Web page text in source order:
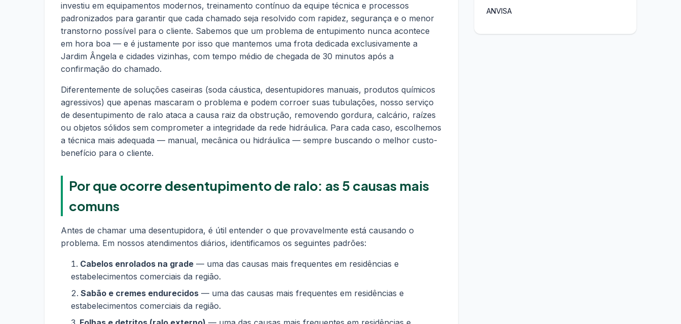
investiu em equipamentos modernos, treinamento contínuo da equipe técnica e processos
padronizados para garantir que cada chamado seja resolvido com rapidez, segurança e o menor
transtorno possível para o cliente. Sabemos que um problema de entupimento nunca acontece
em hora boa — e é justamente por isso que mantemos uma frota dedicada exclusivamente a
Jardim Ângela e cidades vizinhas, com tempo médio de chegada de 30 minutos após a
confirmação do chamado.
Diferentemente de soluções caseiras (soda cáustica, desentupidores manuais, produtos químicos
agressivos) que apenas mascaram o problema e podem corroer suas tubulações, nosso serviço
de desentupimento de ralo ataca a causa raiz da obstrução, removendo gordura, calcário, raízes
ou objetos sólidos sem comprometer a integridade da rede hidráulica. Para cada caso, escolhemos
a técnica mais adequada — manual, mecânica ou hidráulica — sempre buscando o melhor custo-
benefício para o cliente.
Por que ocorre desentupimento de ralo: as 5 causas mais
comuns
Antes de chamar uma desentupidora, é útil entender o que provavelmente está causando o
problema. Em nossos atendimentos diários, identificamos os seguintes padrões:
Cabelos enrolados na grade — uma das causas mais frequentes em residências e
estabelecimentos comerciais da região.
Sabão e cremes endurecidos — uma das causas mais frequentes em residências e
estabelecimentos comerciais da região.
ANVISA